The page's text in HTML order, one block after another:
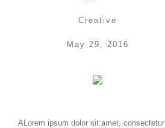
Creative
May 29, 2016
ALorem ipsum dolor sit amet, consectetur